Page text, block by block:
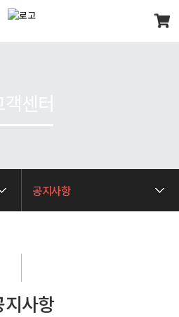
공지사항
지사항